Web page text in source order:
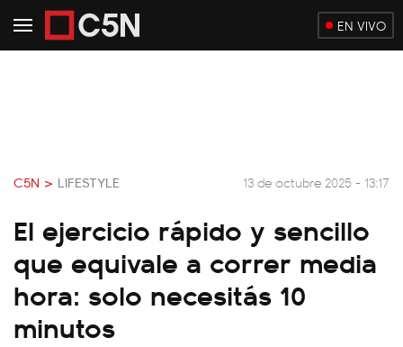
EN VIVO
C5N > LIFESTYLE 13 de octubre 2025 - 13:17
El ejercicio rápido y sencillo
que equivale a correr media
hora: solo necesitás 10
minutos